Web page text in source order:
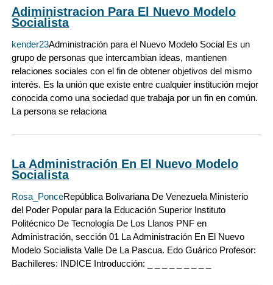
Adiministracion Para El Nuevo Modelo
Socialista
kender23Administración para el Nuevo Modelo Social Es un
grupo de personas que intercambian ideas, mantienen
relaciones sociales con el fin de obtener objetivos del mismo
interés. Es la unión que existe entre cualquier institución mejor
conocida como una sociedad que trabaja por un fin en común.
La persona se relaciona
La Administración En El Nuevo Modelo
Socialista
Rosa_PonceRepública Bolivariana De Venezuela Ministerio
del Poder Popular para la Educación Superior Instituto
Politécnico De Tecnología De Los Llanos PNF en
Administración, sección 01 La Administración En El Nuevo
Modelo Socialista Valle De La Pascua. Edo Guárico Profesor:
Bachilleres: INDICE Introducción: _ _ _ _ _ _ _ _ _